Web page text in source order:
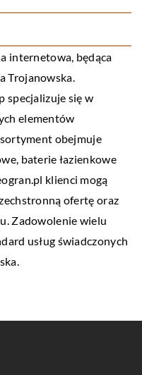
internetowa, będąca
Trojanowska.
specjalizuje się w
elementów
obejmuje
baterie łazienkowe
klienci mogą
ofertę oraz
Zadowolenie wielu
usług świadczonych